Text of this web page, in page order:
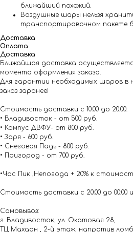
ближайший похожий.
Воздушные шары нельзя
транспортировочном пакете
Доставка
Оплата
Доставка
Ближайшая доставка
момента оформления заказа.
Для гарантии необходимых шаров в
заказ заранее!
Стоимость доставки с 10.00 до 20:00:
• Владивосток - от 500 руб.
• Кампус ДВФУ- от 800 руб.
• Заря - 600 руб.
• Снеговая Падь - 800 руб.
• Пригород - от 700 руб.
•Час Пик ,Непогода + 20% к
Стоимость доставки с 20:00 до 00:00 и
Самовывоз:
г. Владивосток, ул. Окатовая 28,
ТЦ Махаон , 2-й этаж, напротив